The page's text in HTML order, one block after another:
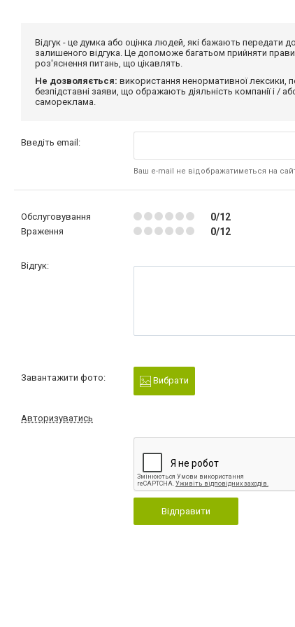
Відгук - це думка або оцінка людей, які бажають
залишеного відгука. Це допоможе багатьом прийняти
роз'яснення питань, що цікавлять.
Не дозволяється: використання ненормативної лексики,
безпідставні заяви, що ображають діяльність компанії і /
самореклама.
Введіть email:
Ваш e-mail не відображатиметься на
Обслуговування 0/12
Враження 0/12
Відгук:
Завантажити фото: Вибрати
Авторизуватись
Відправити